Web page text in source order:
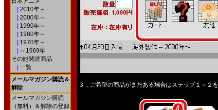
2010年～
2000年～
1990年～
1980年～
1970年～
～1969年
その他関連商品
一覧
メールマガジン購読＆
解除
メールマガジン購読
（無料）＆解除の登録
３．ご希望の商品がまだある場合はステップ１～２